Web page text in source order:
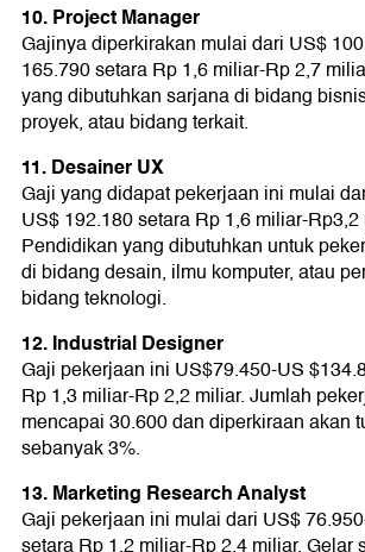
10. Project Manager
Gajinya diperkirakan mulai dari US$
165.790 setara Rp 1,6 miliar-Rp 2,7
yang dibutuhkan sarjana di bidang
proyek, atau bidang terkait.
11. Desainer UX
Gaji yang didapat pekerjaan ini mulai
US$ 192.180 setara Rp 1,6 miliar-Rp3,2
Pendidikan yang dibutuhkan untuk
di bidang desain, ilmu komputer, atau
bidang teknologi.
12. Industrial Designer
Gaji pekerjaan ini US$79.450-US
Rp 1,3 miliar-Rp 2,2 miliar. Jumlah
mencapai 30.600 dan diperkiraan akan
sebanyak 3%.
13. Marketing Research Analyst
Gaji pekerjaan ini mulai dari US$